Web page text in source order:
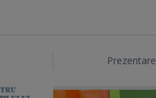
Prezentare